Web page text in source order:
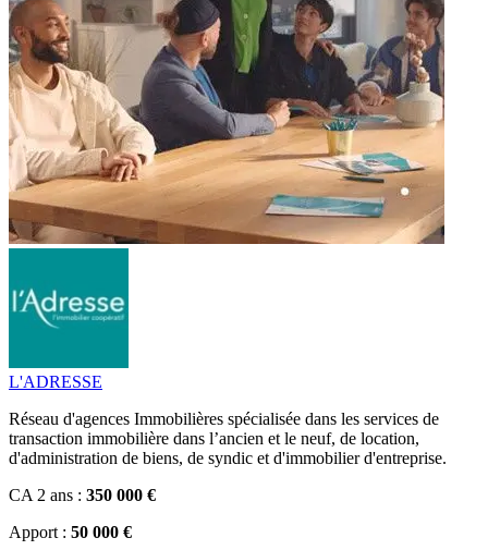
L'ADRESSE
Réseau d'agences Immobilières spécialisée dans les services de
transaction immobilière dans l’ancien et le neuf, de location,
d'administration de biens, de syndic et d'immobilier d'entreprise.
CA 2 ans : 350 000 €
Apport : 50 000 €